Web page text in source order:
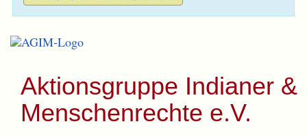
Aktionsgruppe Indianer &
Menschenrechte e.V.